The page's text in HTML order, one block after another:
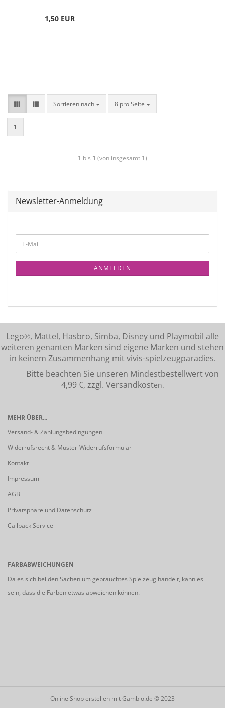
1,50 EUR
Sortieren nach 8 pro Seite
1
1 bis 1 (von insgesamt 1)
Newsletter-Anmeldung
ANMELDEN
Lego℗, Mattel, Hasbro, Simba, Disney und Playmobil alle
weiteren genanten Marken sind eigene Marken und stehen
in keinem Zusammenhang mit vivis-spielzeugparadies.
Bitte beachten Sie unseren Mindestbestellwert von
4,99 €, zzgl. Versandkosten.
MEHR ÜBER...
Versand- & Zahlungsbedingungen
Widerrufsrecht & Muster-Widerrufsformular
Kontakt
Impressum
AGB
Privatsphäre und Datenschutz
Callback Service
FARBABWEICHUNGEN
Da es sich bei den Sachen um gebrauchtes Spielzeug handelt, kann es
sein, dass die Farben etwas abweichen können.
Online Shop erstellen mit Gambio.de © 2023